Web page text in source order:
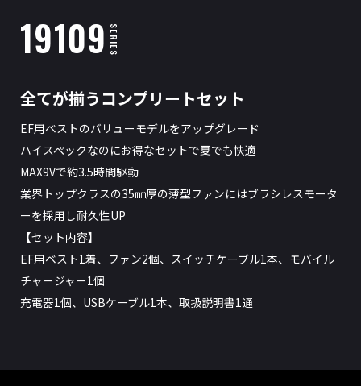
19109 SERIES
全てが揃うコンプリートセット
EF用ベストのバリューモデルをアップグレード
ハイスペックなのにお得なセットで夏でも快適
MAX9Vで約3.5時間駆動
業界トップクラスの35㎜厚の薄型ファンにはブラシレスモータ
ーを採用し耐久性UP
【セット内容】
EF用ベスト1着、ファン2個、スイッチケーブル1本、モバイル
チャージャー1個
充電器1個、USBケーブル1本、取扱説明書1通